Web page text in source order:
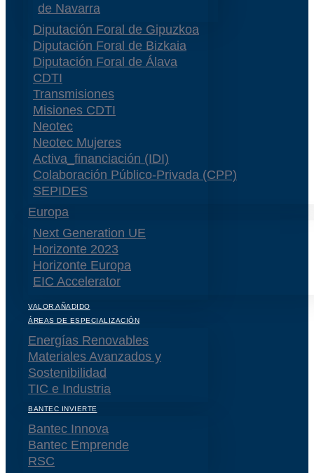
de Navarra
Diputación Foral de Gipuzkoa
Diputación Foral de Bizkaia
Diputación Foral de Álava
CDTI
Transmisiones
Misiones CDTI
Neotec
Neotec Mujeres
Activa_financiación (IDI)
Colaboración Público-Privada (CPP)
SEPIDES
Europa
Next Generation UE
Horizonte 2023
Horizonte Europa
EIC Accelerator
VALOR AÑADIDO
ÁREAS DE ESPECIALIZACIÓN
Energías Renovables
Materiales Avanzados y
Sostenibilidad
TIC e Industria
BANTEC INVIERTE
Bantec Innova
Bantec Emprende
RSC